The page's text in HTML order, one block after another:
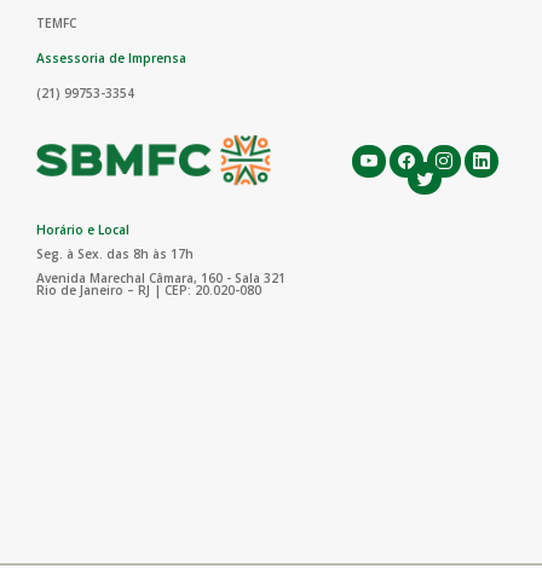
TEMFC
Assessoria de Imprensa
(21) 99753-3354
Horário e Local
Seg. à Sex. das 8h às 17h
Avenida Marechal Câmara, 160 - Sala 321
Rio de Janeiro – RJ | CEP: 20.020-080